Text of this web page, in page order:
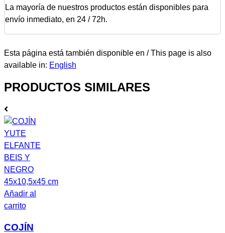
La mayoría de nuestros productos están disponibles para
envío inmediato, en 24 / 72h.
Esta página está también disponible en / This page is also
available in: English
PRODUCTOS SIMILARES
Añadir al
carrito
COJÍN